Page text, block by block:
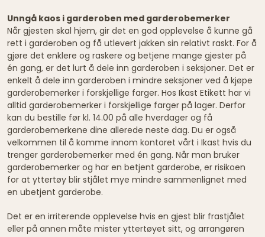
Unngå kaos i garderoben med garderobemerker
Når gjesten skal hjem, gir det en god opplevelse å kunne gå
rett i garderoben og få utlevert jakken sin relativt raskt. For å
gjøre det enklere og raskere og betjene mange gjester på
én gang, er det lurt å dele inn garderoben i seksjoner. Det er
enkelt å dele inn garderoben i mindre seksjoner ved å kjøpe
garderobemerker i forskjellige farger. Hos Ikast Etikett har vi
alltid garderobemerker i forskjellige farger på lager. Derfor
kan du bestille før kl. 14.00 på alle hverdager og få
garderobemerkene dine allerede neste dag. Du er også
velkommen til å komme innom kontoret vårt i Ikast hvis du
trenger garderobemerker med én gang. Når man bruker
garderobemerker og har en betjent garderobe, er risikoen
for at yttertøy blir stjålet mye mindre sammenlignet med
en ubetjent garderobe.
Det er en irriterende opplevelse hvis en gjest blir frastjålet
eller på annen måte mister yttertøyet sitt, og arrangøren